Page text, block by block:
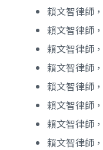
賴文智律師，
賴文智律師，
賴文智律師，
賴文智律師，
賴文智律師，
賴文智律師，
賴文智律師，
賴文智律師，